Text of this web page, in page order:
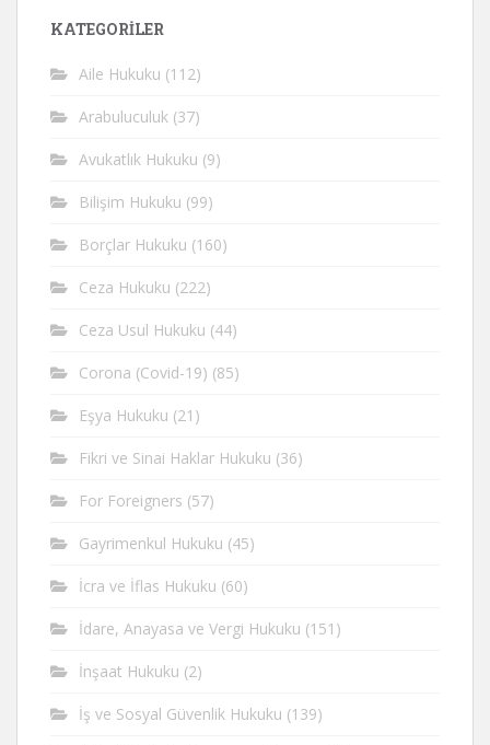
KATEGORİLER
Aile Hukuku (112)
Arabuluculuk (37)
Avukatlık Hukuku (9)
Bilişim Hukuku (99)
Borçlar Hukuku (160)
Ceza Hukuku (222)
Ceza Usul Hukuku (44)
Corona (Covid-19) (85)
Eşya Hukuku (21)
Fikri ve Sinai Haklar Hukuku (36)
For Foreigners (57)
Gayrimenkul Hukuku (45)
İcra ve İflas Hukuku (60)
İdare, Anayasa ve Vergi Hukuku (151)
İnşaat Hukuku (2)
İş ve Sosyal Güvenlik Hukuku (139)